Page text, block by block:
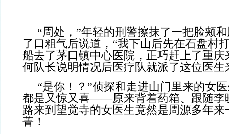
“周处，”年轻的刑警擦抹了一把脸颊
了口粗气后说道，“我下山后先在石盘村
船去了茅口镇中心医院，正巧赶上了重
何队长说明情况后医疗队就派了这位医
“是你！？”侦探和走进山门里来的女
都是又惊又喜——原来背着药箱、跟随李
路来到望觉寺的女医生竟然是周源多年
菁！